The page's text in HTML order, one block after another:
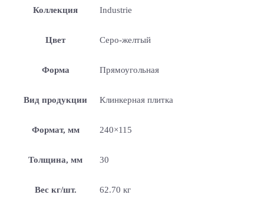
Коллекция Industrie
Цвет Серо-желтый
Форма Прямоугольная
Вид продукции Клинкерная плитка
Формат, мм 240×115
Толщина, мм 30
Вес кг/шт. 62.70 кг